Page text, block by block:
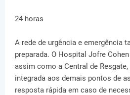
24 horas
A rede de urgência e emergência
preparada. O Hospital Jofre
assim como a Central de
integrada aos demais pontos de
resposta rápida em caso de